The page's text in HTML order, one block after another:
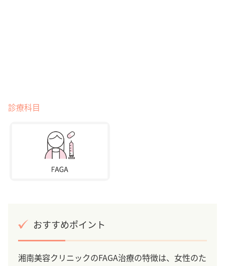
診療科目
おすすめポイント
湘南美容クリニックのFAGA治療の特徴は、女性のた